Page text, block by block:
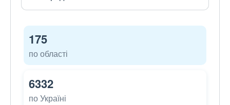
175
по області
6332
по Україні